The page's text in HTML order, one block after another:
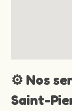
⚙️ Nos
Saint-